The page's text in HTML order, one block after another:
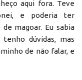
aqui fora. Teve
e poderia ter
magoar. Eu sabia
dúvidas, mas
de não falar, e